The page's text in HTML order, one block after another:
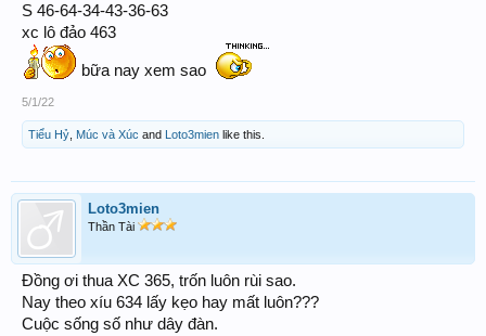
S 46-64-34-43-36-63
xc lô đảo 463
bữa nay xem sao
5/1/22
Tiểu Hỷ Múc và Xúc and Loto3mien like this.
Loto3mien
Thần Tài
Đồng ơi thua XC 365, trốn luôn rùi sao.
Nay theo xíu 634 lấy kẹo hay mất luôn???
Cuộc sống số như dây đàn.